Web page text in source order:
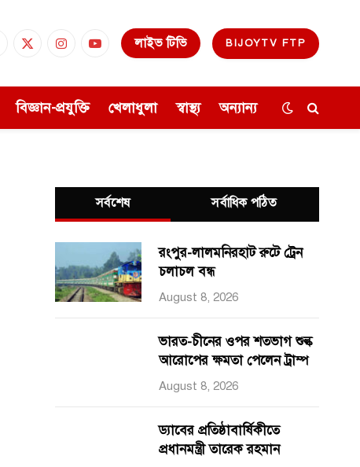
X
InstagramYouTubeলাইভ টিভি BIJOYTV FTP
বিজ্ঞান-প্রযুক্তি খেলাধুলা স্বাস্থ্য অন্যান্য
সর্বশেষ সর্বাধিক পঠিত
রংপুর-লালমনিরহাট রুটে ট্রেন
চলাচল বন্ধ
August 8, 2026
ভারত-চীনের ওপর শতভাগ শুল্ক
আরোপের ক্ষমতা পেলেন ট্রাম্প
August 8, 2026
ড্যাবের প্রতিষ্ঠাবার্ষিকীতে
প্রধানমন্ত্রী তারেক রহমান